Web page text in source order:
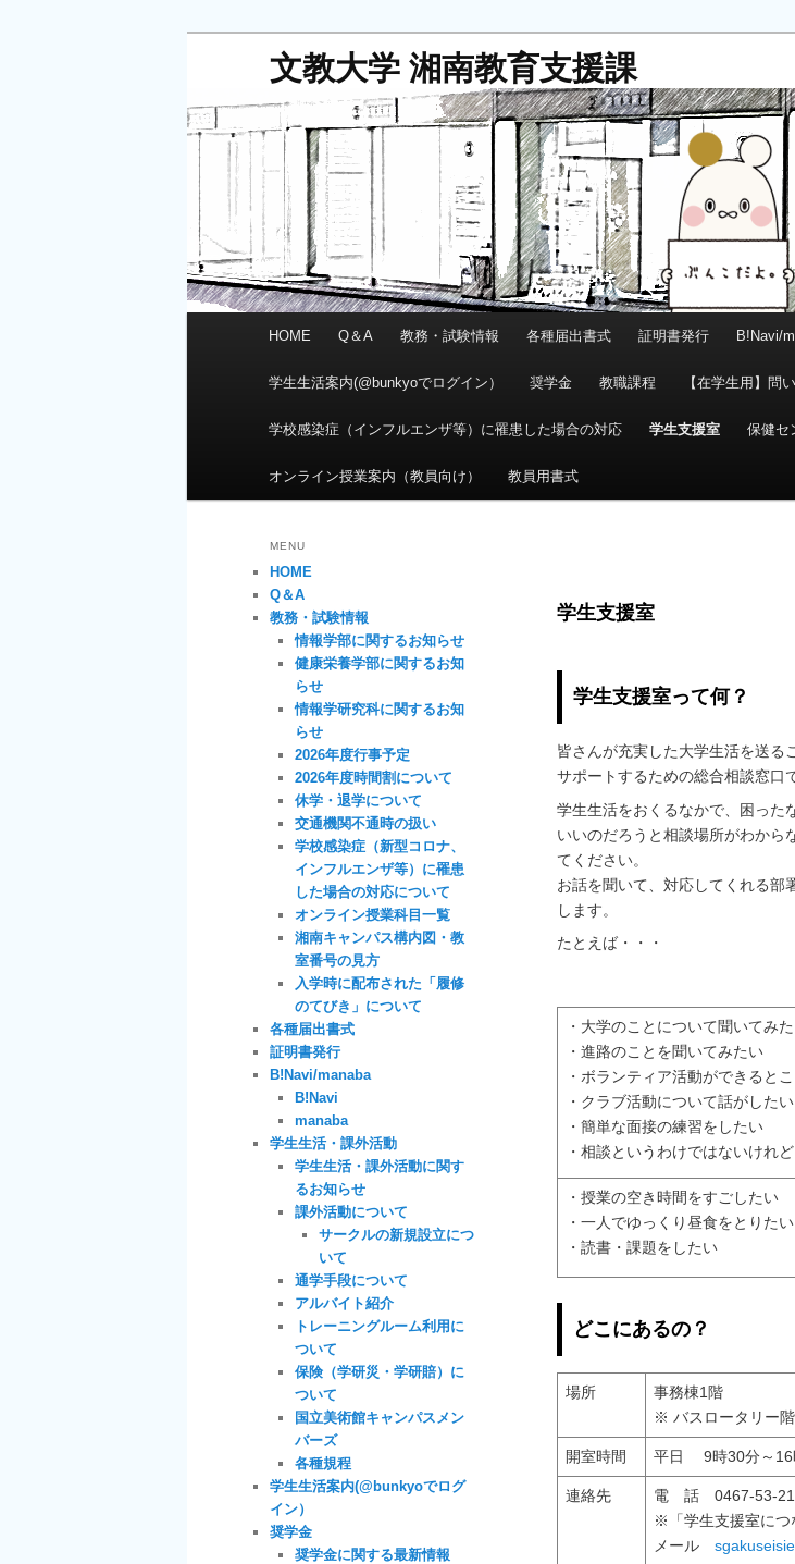
文教大学 湘南教育支援課
HOME Q＆A 教務・試験情報 各種届出書式 証明書発行 B!Navi/
学生生活案内(@bunkyoでログイン） 奨学金 教職課程 【在学生用】問
学校感染症（インフルエンザ等）に罹患した場合の対応 学生支援室 保健セ
オンライン授業案内（教員向け） 教員用書式
学生支援室
学生支援室って何？
皆さんが充実した大学生活を送る
サポートするための総合相談窓口
学生生活をおくるなかで、困った
いいのだろうと相談場所がわから
てください。
お話を聞いて、対応してくれる部
します。
たとえば・・・
・大学のことについて聞いてみ
・進路のことを聞いてみたい
・ボランティア活動ができると
・クラブ活動について話がしたい
・簡単な面接の練習をしたい
・相談というわけではないけれ
・授業の空き時間をすごしたい
・一人でゆっくり昼食をとりたい
・読書・課題をしたい
どこにあるの？
場所
事務棟1階
※ バスロータリー
開室時間 平日 9時30分～16
連絡先
電 話 0467-53-
※「学生支援室につ
メール
MENU
HOME
Q＆A
教務・試験情報
情報学部に関するお知らせ
健康栄養学部に関するお知
らせ
情報学研究科に関するお知
らせ
2026年度行事予定
2026年度時間割について
休学・退学について
交通機関不通時の扱い
学校感染症（新型コロナ、
インフルエンザ等）に罹患
した場合の対応について
オンライン授業科目一覧
湘南キャンパス構内図・教
室番号の見方
入学時に配布された「履修
のてびき」について
各種届出書式
証明書発行
B!Navi/manaba
B!Navi
manaba
学生生活・課外活動
学生生活・課外活動に関す
るお知らせ
課外活動について
サークルの新規設立につ
いて
通学手段について
アルバイト紹介
トレーニングルーム利用に
ついて
保険（学研災・学研賠）に
ついて
国立美術館キャンパスメン
バーズ
各種規程
学生生活案内(@bunkyoでログ
イン）
奨学金
奨学金に関する最新情報